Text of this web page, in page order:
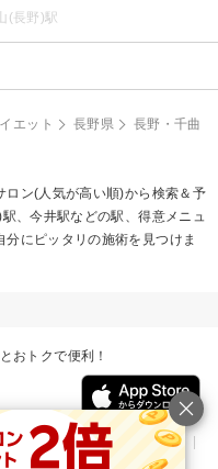
(長野)駅
エット 長野県
長野・千曲
ロン(人気が高い順)から検索＆予
、今井駅などの駅、得意メニュ
にピッタリの施術を見つけま
おトクで便利！
リリース情報
利用規約
様